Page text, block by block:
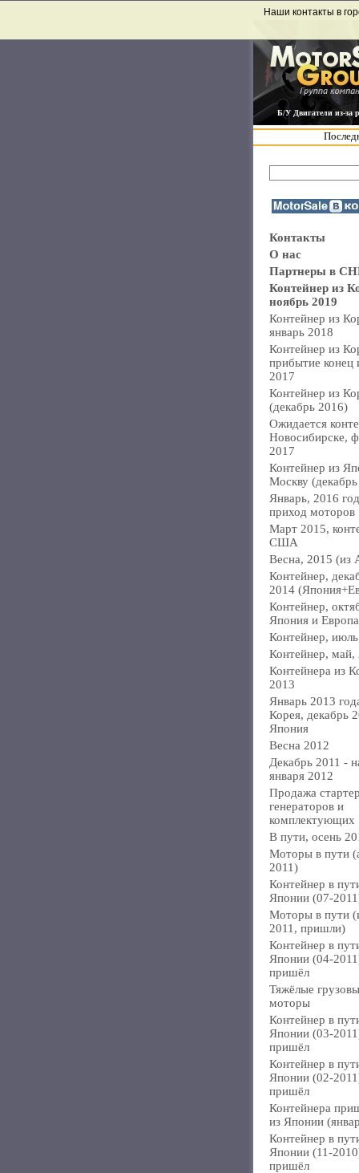
Б/У Двигатели из-за
Наши контакты в
Контакты
О нас
Партнеры в
Контейнер из
ноябрь 2019
Контейнер из
январь 2018
Контейнер из
прибытие конец
2017
Контейнер из
(декабрь 2016)
Ожидается
Новосибирске,
2017
Контейнер из
Москву
Январь, 2016
приход моторов
Март 2015,
США
Весна, 2015 (из
Контейнер,
2014
Контейнер,
Япония и
Контейнер,
Контейнер, май,
Контейнера из
2013
Январь 2013
Корея, декабрь
Япония
Весна 2012
Декабрь 2011 -
января 2012
Продажа
генераторов и
комплектующих
В пути, осень
Моторы в пути
2011)
Контейнер в
Японии (07-
Моторы в пути
2011, пришли)
Контейнер в
Японии (04-
пришёл
Тяжёлые
моторы
Контейнер в
Японии (03-
пришёл
Контейнер в
Японии (02-
пришёл
Контейнера
из Японии
Контейнер в
Японии (11-
пришёл